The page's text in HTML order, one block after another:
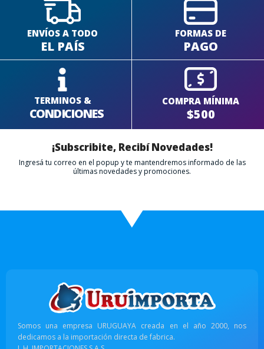
ENVÍOS A TODO
EL PAÍS
FORMAS DE
PAGO
TERMINOS &
CONDICIONES
COMPRA MÍNIMA
$500
¡Subscribite, Recibí Novedades!
Ingresá tu correo en el popup y te mantendremos informado de las
últimas novedades y promociones.
Somos una empresa URUGUAYA creada en el año 2000, nos
dedicamos a la importación directa de fabrica.